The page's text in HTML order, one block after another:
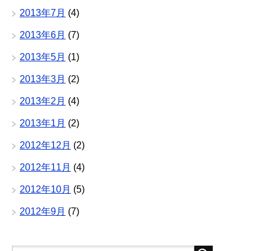
2013年7月 (4)
2013年6月 (7)
2013年5月 (1)
2013年3月 (2)
2013年2月 (4)
2013年1月 (2)
2012年12月 (2)
2012年11月 (4)
2012年10月 (5)
2012年9月 (7)